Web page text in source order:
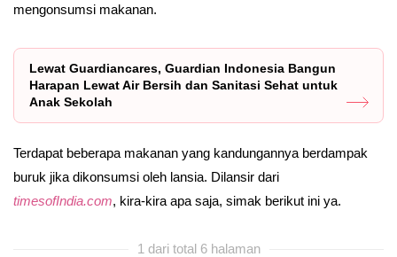
mengonsumsi makanan.
Lewat Guardiancares, Guardian Indonesia Bangun
Harapan Lewat Air Bersih dan Sanitasi Sehat untuk
Anak Sekolah
Terdapat beberapa makanan yang kandungannya berdampak
buruk jika dikonsumsi oleh lansia. Dilansir dari
timesofIndia.com, kira-kira apa saja, simak berikut ini ya.
1 dari total 6 halaman